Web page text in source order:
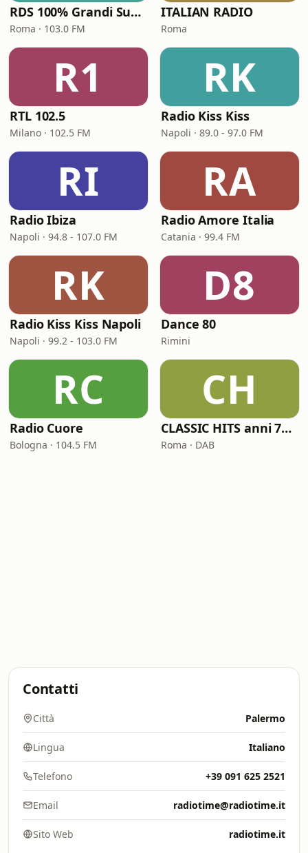
RDS 100% Grandi Successi
Roma · 103.0 FM
ITALIAN RADIO
Roma
R1
RTL 102.5
Milano · 102.5 FM
RK
Radio Kiss Kiss
Napoli · 89.0 - 97.0 FM
RI
Radio Ibiza
Napoli · 94.8 - 107.0 FM
RA
Radio Amore Italia
Catania · 99.4 FM
RK
Radio Kiss Kiss Napoli
Napoli · 99.2 - 103.0 FM
D8
Dance 80
Rimini
RC
Radio Cuore
Bologna · 104.5 FM
CH
CLASSIC HITS anni 70 80 90
Roma · DAB
Contatti
Città Palermo
Lingua Italiano
Telefono +39 091 625 2521
Email radiotime@radiotime.it
Sito Web radiotime.it